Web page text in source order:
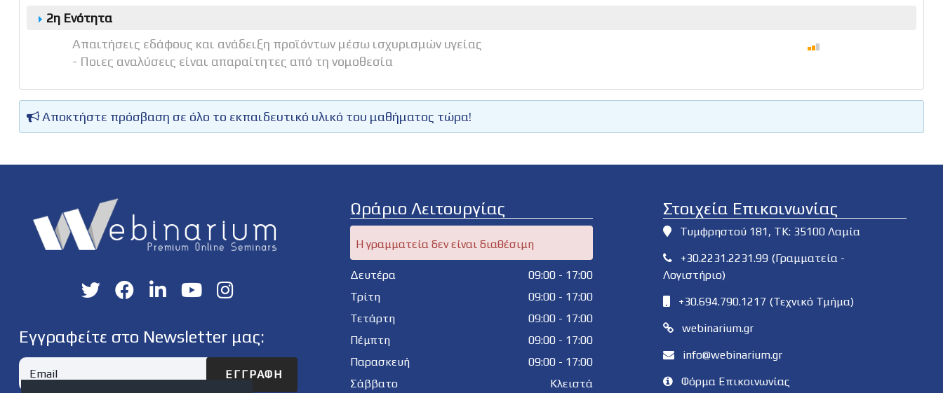
2η Ενότητα
Απαιτήσεις εδάφους και ανάδειξη προϊόντων μέσω ισχυρισμών υγείας
- Ποιες αναλύσεις είναι απαραίτητες από τη νομοθεσία
Αποκτήστε πρόσβαση σε όλο το εκπαιδευτικό υλικό του μαθήματος τώρα!
Εγγραφείτε στο Newsletter μας:
ΕΓΓΡΑΦΉ
Ωράριο Λειτουργίας
Η γραμματεία δεν είναι διαθέσιμη
Δευτέρα
09:00 - 17:00
Τρίτη
09:00 - 17:00
Τετάρτη
09:00 - 17:00
Πέμπτη
09:00 - 17:00
Παρασκευή
09:00 - 17:00
Σάββατο
Κλειστά
Στοιχεία Επικοινωνίας
Τυμφρηστού 181, ΤΚ: 35100 Λαμία
+30.2231.2231.99 (Γραμματεία -
Λογιστήριο)
+30.694.790.1217 (Τεχνικό Τμήμα)
webinarium.gr
info@webinarium.gr
Φόρμα Επικοινωνίας